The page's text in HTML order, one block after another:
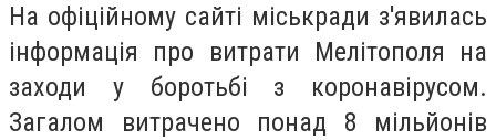
На офіційному сайті міськради з'явилась
інформація про витрати Мелітополя на
заходи у боротьбі з коронавірусом.
Загалом витрачено понад 8 мільйонів